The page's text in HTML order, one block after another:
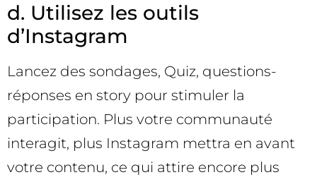
d. Utilisez les outils
d’Instagram
Lancez des sondages, Quiz, questions-
réponses en story pour stimuler la
participation. Plus votre communauté
interagit, plus Instagram mettra en avant
votre contenu, ce qui attire encore plus